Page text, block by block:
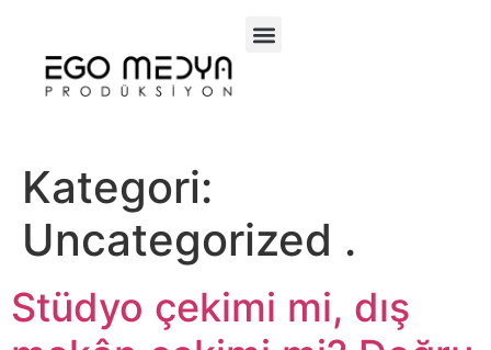
Kategori:
Uncategorized .
Stüdyo çekimi mi, dış